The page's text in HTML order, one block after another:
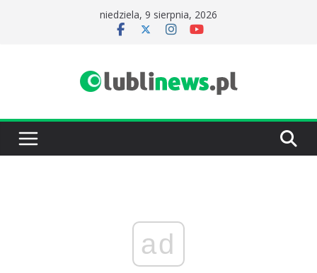
niedziela, 9 sierpnia, 2026
ad